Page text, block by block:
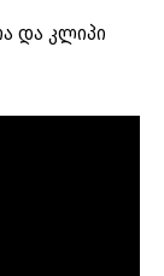
და კლიპი